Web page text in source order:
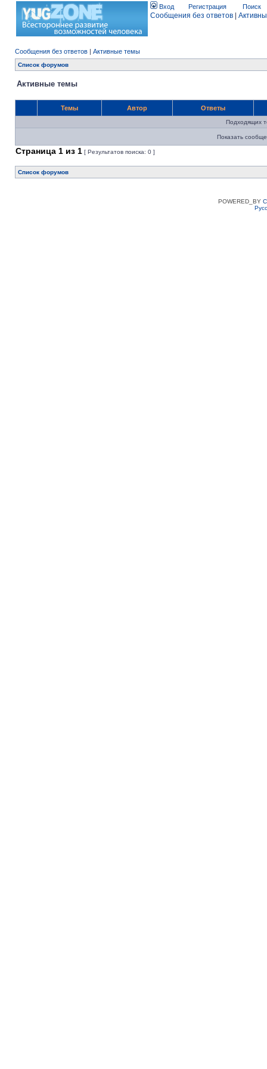
Вход Регистрация Поиск
Сообщения без ответов
Сообщения без ответов | Активные темы
Список форумов
Активные темы
Темы Автор Ответы
Подходящих
Показать
Страница 1 из 1 [ Результатов поиска: 0 ]
Список форумов
POWERED_BY